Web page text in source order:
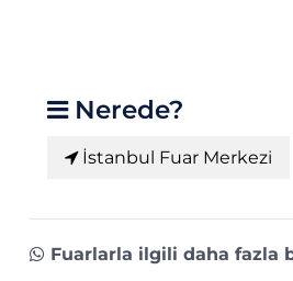
Nerede?
İstanbul Fuar Merkezi
Fuarlarla ilgili daha fazla